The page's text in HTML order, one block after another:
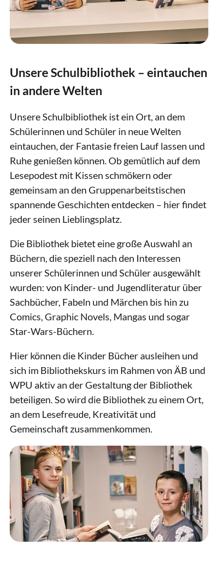
Erasmus+
Vorlesewettbewerb Leo, leo
MINT
Arbeitsgemeinschaften
Mensa
Service & Downloads
Unsere Schulbibliothek – eintauchen
in andere Welten
Unsere Schulbibliothek ist ein Ort, an dem
Schülerinnen und Schüler in neue Welten
eintauchen, der Fantasie freien Lauf lassen und
Ruhe genießen können. Ob gemütlich auf dem
Lesepodest mit Kissen schmökern oder
gemeinsam an den Gruppenarbeitstischen
spannende Geschichten entdecken – hier findet
jeder seinen Lieblingsplatz.
Die Bibliothek bietet eine große Auswahl an
Büchern, die speziell nach den Interessen
unserer Schülerinnen und Schüler ausgewählt
wurden: von Kinder- und Jugendliteratur über
Sachbücher, Fabeln und Märchen bis hin zu
Comics, Graphic Novels, Mangas und sogar
Star-Wars-Büchern.
Hier können die Kinder Bücher ausleihen und
sich im Bibliothekskurs im Rahmen von ÄB und
WPU aktiv an der Gestaltung der Bibliothek
beteiligen. So wird die Bibliothek zu einem Ort,
an dem Lesefreude, Kreativität und
Gemeinschaft zusammenkommen.